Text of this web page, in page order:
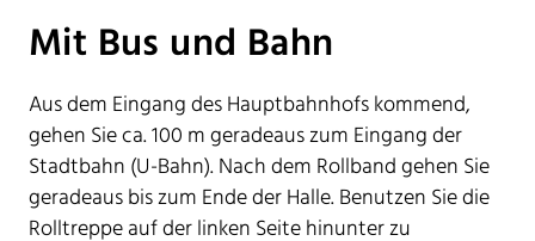
Mit Bus und Bahn
Aus dem Eingang des Hauptbahnhofs kommend,
gehen Sie ca. 100 m geradeaus zum Eingang der
Stadtbahn (U-Bahn). Nach dem Rollband gehen Sie
geradeaus bis zum Ende der Halle. Benutzen Sie die
Rolltreppe auf der linken Seite hinunter zu